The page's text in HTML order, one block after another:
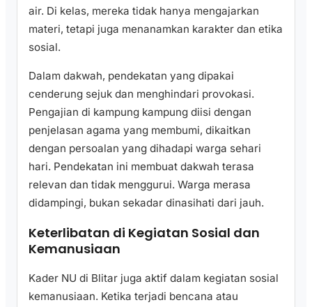
air. Di kelas, mereka tidak hanya mengajarkan
materi, tetapi juga menanamkan karakter dan etika
sosial.
Dalam dakwah, pendekatan yang dipakai
cenderung sejuk dan menghindari provokasi.
Pengajian di kampung kampung diisi dengan
penjelasan agama yang membumi, dikaitkan
dengan persoalan yang dihadapi warga sehari
hari. Pendekatan ini membuat dakwah terasa
relevan dan tidak menggurui. Warga merasa
didampingi, bukan sekadar dinasihati dari jauh.
Keterlibatan di Kegiatan Sosial dan
Kemanusiaan
Kader NU di Blitar juga aktif dalam kegiatan sosial
kemanusiaan. Ketika terjadi bencana atau